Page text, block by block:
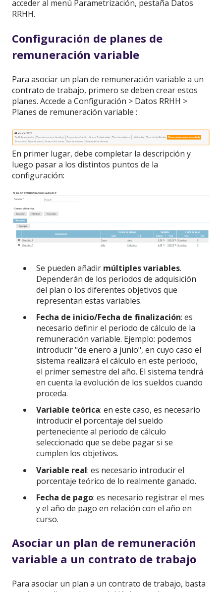
acceder al menú Parametrización, pestaña Datos
RRHH.
Configuración de planes de
remuneración variable
Para asociar un plan de remuneración variable a un
contrato de trabajo, primero se deben crear estos
planes. Accede a Configuración > Datos RRHH >
Planes de remuneración variable :
En primer lugar, debe completar la descripción y
luego pasar a los distintos puntos de la
configuración:
Se pueden añadir múltiples variables.
Dependerán de los periodos de adquisición
del plan o los diferentes objetivos que
representan estas variables.
Fecha de inicio/Fecha de finalización: es
necesario definir el periodo de cálculo de la
remuneración variable. Ejemplo: podemos
introducir "de enero a junio", en cuyo caso el
sistema realizará el cálculo en este periodo,
el primer semestre del año. El sistema tendrá
en cuenta la evolución de los sueldos cuando
proceda.
Variable teórica: en este caso, es necesario
introducir el porcentaje del sueldo
perteneciente al periodo de cálculo
seleccionado que se debe pagar si se
cumplen los objetivos.
Variable real: es necesario introducir el
porcentaje teórico de lo realmente ganado.
Fecha de pago: es necesario registrar el mes
y el año de pago en relación con el año en
curso.
Asociar un plan de remuneración
variable a un contrato de trabajo
Para asociar un plan a un contrato de trabajo, basta